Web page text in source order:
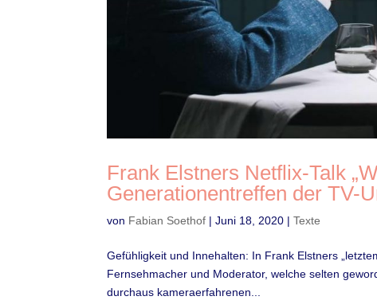
Frank Elstners Netflix-Talk
Generationentreffen der TV-
von Fabian Soethof |Juni 18, 2020 |Texte
Gefühligkeit und Innehalten: In Frank Elstners
Fernsehmacher und Moderator, welche selten
durchaus kameraerfahrenen...